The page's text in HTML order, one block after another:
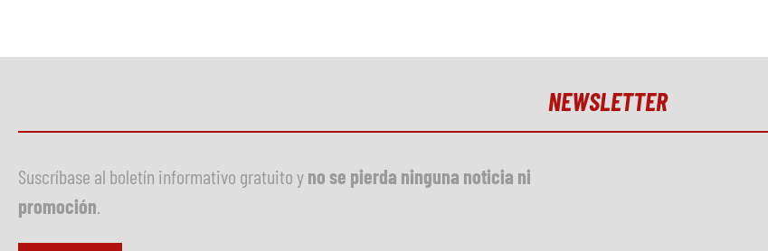
NEWSLETTER
Suscríbase al boletín informativo gratuito yno se pierda ninguna noticia ni
promoción